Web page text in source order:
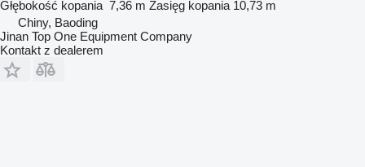
Głębokość kopania 7,36 m Zasięg kopania 10,73 m
Chiny, Baoding
Jinan Top One Equipment Company
Kontakt z dealerem